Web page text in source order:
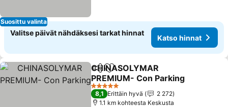
Suosittu valinta
Valitse päivät nähdäksesi tarkat hinnat
Katso hinnat
Jaa Lisää suosikkeihin
CHINASOLYMAR
PREMIUM- Con Parking
Katso hinnat
5 Tähtiluokitus
8,1 Erittäin hyvä
2 272
1.1 km kohteesta Keskusta